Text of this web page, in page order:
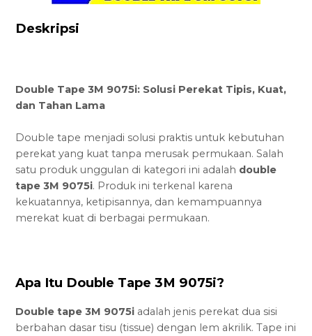
Deskripsi
Double Tape 3M 9075i: Solusi Perekat Tipis, Kuat,
dan Tahan Lama
Double tape menjadi solusi praktis untuk kebutuhan
perekat yang kuat tanpa merusak permukaan. Salah
satu produk unggulan di kategori ini adalah double
tape 3M 9075i. Produk ini terkenal karena
kekuatannya, ketipisannya, dan kemampuannya
merekat kuat di berbagai permukaan.
Apa Itu Double Tape 3M 9075i?
Double tape 3M 9075i adalah jenis perekat dua sisi
berbahan dasar tisu (tissue) dengan lem akrilik. Tape ini